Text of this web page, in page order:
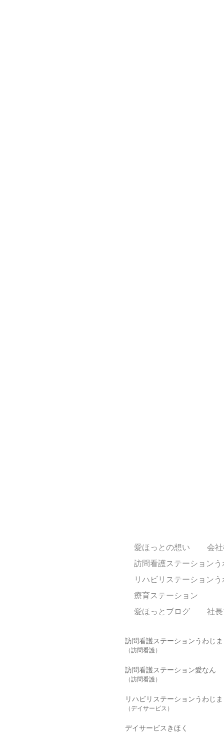
愛ほっとの想い
会
訪問看護ステーションう
リハビリステーション
療育ステーション
愛ほっとブログ
社
訪問看護ステーションうわじま
（訪問看護）
訪問看護ステーション愛なん
（訪問看護）
リハビリステーションうわじま
（デイサービス）
デイサービスきほく